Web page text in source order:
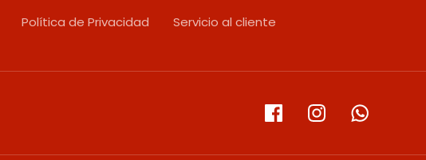
Política de Privacidad Servicio al cliente